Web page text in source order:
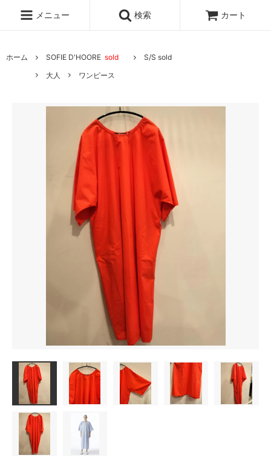
メニュー 検索 カート
ホーム SOFIE D'HOORE sold
S/S sold
大人
ワンピース